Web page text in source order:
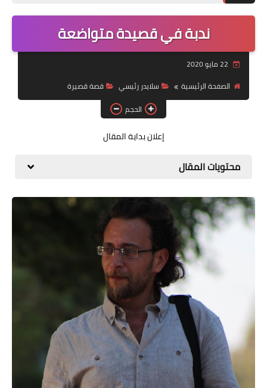
نصوص
قصة قصيرة
قصة قصيرة جداً
قراءات
دراسات
فنون
شخصيات
ذاكرة كوباني
مواهب جديدة
منوعات
على مقام سبا
فيديوهات
اقتباسات روائية
ندبة في قصيدة متواضعة
الصفحة الرئيسية
سلايدر رئيسي
قصة قصيرة
الحجم
إعلان بداية المقال
محتويات المقال